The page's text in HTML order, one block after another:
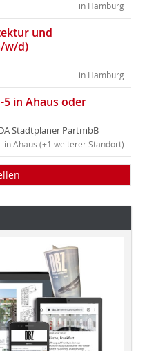
in Hamburg
und
w/d)
in Hamburg
in Ahaus oder
Stadtplaner PartmbB
in Ahaus (+1 weiterer Standort)